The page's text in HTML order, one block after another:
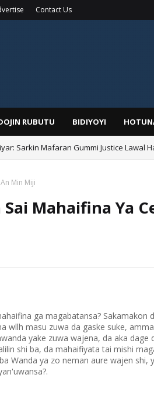
Contact Us
RUBUTU BIDIYOYI
Barista Hwanarabul Usman Usman
Min Miji
Mahaifina Ya
ga magabatansa? Sakamakon
wllh masu zuwa da gaske suke,
yake zuwa wajena, da aka dage
shi ba, da mahaifiyata tai mishi
Wanda ya zo neman aure wajen shi,